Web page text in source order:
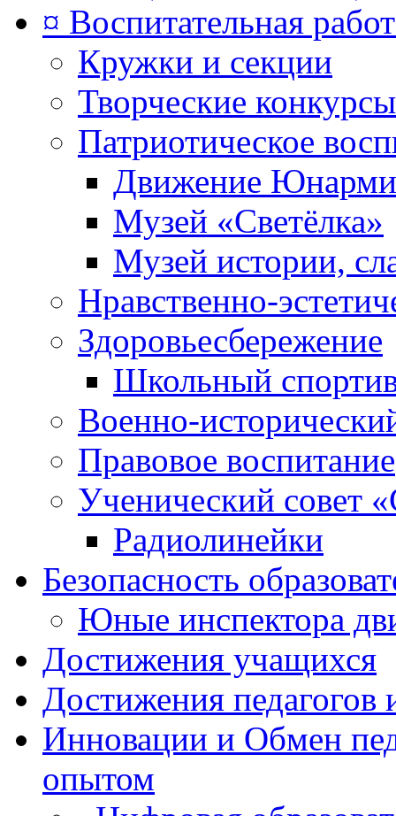
¤ Воспитательная
Кружки и секции
Творческие конкурсы
Патриотическое
Движение
Музей «Светёлка»
Музей истории,
Нравственно-
Здоровьесбережение
Школьный
Военно-
Правовое воспитание
Ученический совет
Радиолинейки
Безопасность
Юные инспектора
Достижения учащихся
Достижения
Инновации и Обмен
опытом